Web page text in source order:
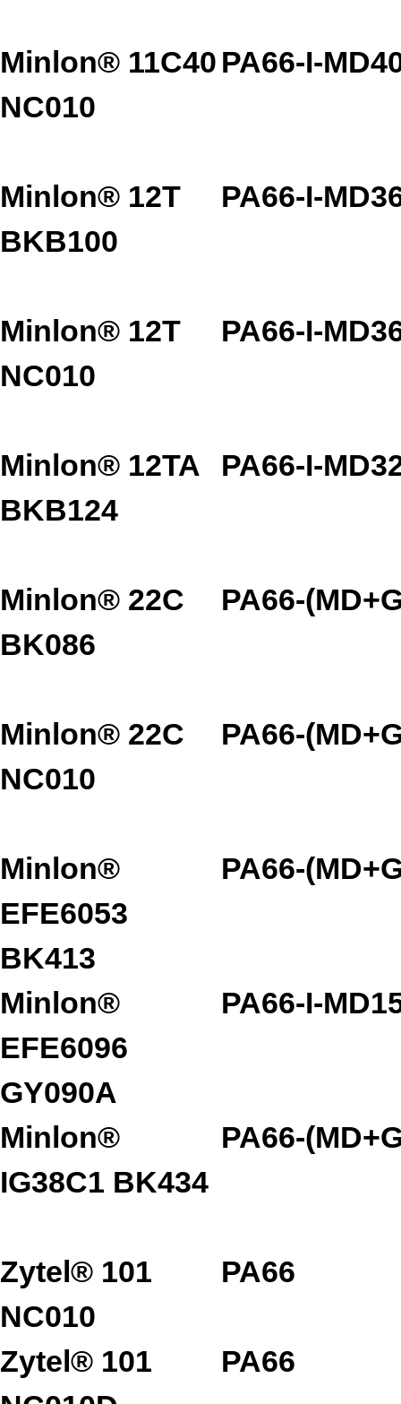
Minlon® 11C40
NC010
PA66-I-
Minlon® 12T
BKB100
PA66-I-
Minlon® 12T
NC010
PA66-I-
Minlon® 12TA
BKB124
PA66-I-
Minlon® 22C
BK086
PA66-
Minlon® 22C
NC010
PA66-
Minlon®
EFE6053
BK413
PA66-
Minlon®
EFE6096
GY090A
PA66-I-
Minlon®
IG38C1 BK434
PA66-
Zytel® 101
NC010
PA66
Zytel® 101
PA66